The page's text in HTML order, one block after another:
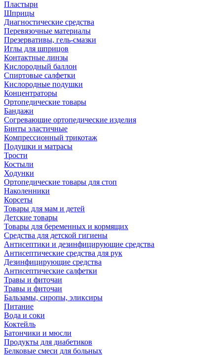
Пластыри
Шприцы
Диагностические средства
Перевязочные материалы
Презервативы, гель-смазки
Иглы для шприцов
Контактные линзы
Кислородный баллон
Спиртовые салфетки
Кислородные подушки
Концентраторы
Ортопедические товары
Бандажи
Согревающие ортопедические изделия
Бинты эластичные
Компрессионный трикотаж
Подушки и матрасы
Трости
Костыли
Ходунки
Ортопедические товары для стоп
Наколенники
Корсеты
Товары для мам и детей
Детские товары
Товары для беременных и кормящих
Средства для детской гигиены
Антисептики и дезинфицирующие средства
Антисептические средства для рук
Дезинфицирующие средства
Антисептические салфетки
Травы и фиточаи
Травы и фиточаи
Бальзамы, сиропы, эликсиры
Питание
Вода и соки
Коктейль
Батончики и мюсли
Продукты для диабетиков
Белковые смеси для больных